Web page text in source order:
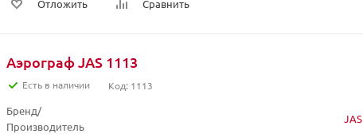
Отложить Сравнить
Аэрограф JAS 1113
Есть в наличии Код: 1113
Бренд/
Производитель
JAS